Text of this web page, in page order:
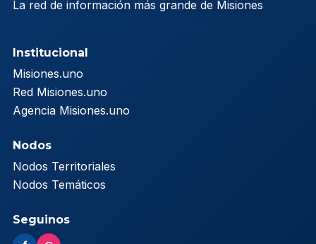
La red de información más grande de Misiones
Institucional
Misiones.uno
Red Misiones.uno
Agencia Misiones.uno
Nodos
Nodos Territoriales
Nodos Temáticos
Seguinos